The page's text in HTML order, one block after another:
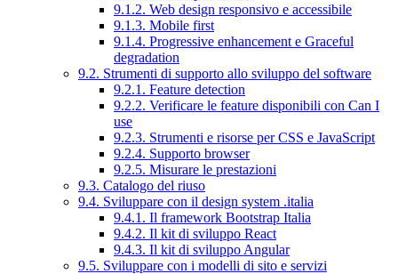
9.1.2. Web design responsivo e accessibile
9.1.3. Mobile first
9.1.4. Progressive enhancement e Graceful
degradation
9.2. Strumenti di supporto allo sviluppo del software
9.2.1. Feature detection
9.2.2. Verificare le feature disponibili con Can I
use
9.2.3. Strumenti e risorse per CSS e JavaScript
9.2.4. Supporto browser
9.2.5. Misurare le prestazioni
9.3. Catalogo del riuso
9.4. Sviluppare con il design system .italia
9.4.1. Il framework Bootstrap Italia
9.4.2. Il kit di sviluppo React
9.4.3. Il kit di sviluppo Angular
9.5. Sviluppare con i modelli di sito e servizi